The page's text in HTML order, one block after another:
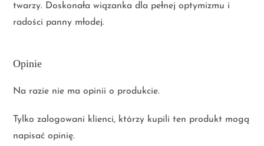
twarzy. Doskonała wiązanka dla pełnej optymizmu i
radości panny młodej.
Opinie
Na razie nie ma opinii o produkcie.
Tylko zalogowani klienci, którzy kupili ten produkt mogą
napisać opinię.